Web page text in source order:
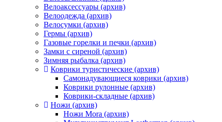
Велоаксессуары (архив)
Велоодежда (архив)
Велосумки (архив)
Гермы (архив)
Газовые горелки и печки (архив)
Замки с сиреной (архив)
Зимняя рыбалка (архив)
Коврики туристические (архив)
Самонадувающиеся коврики (архив)
Коврики рулонные (архив)
Коврики-складные (архив)
Ножи (архив)
Ножи Mora (архив)